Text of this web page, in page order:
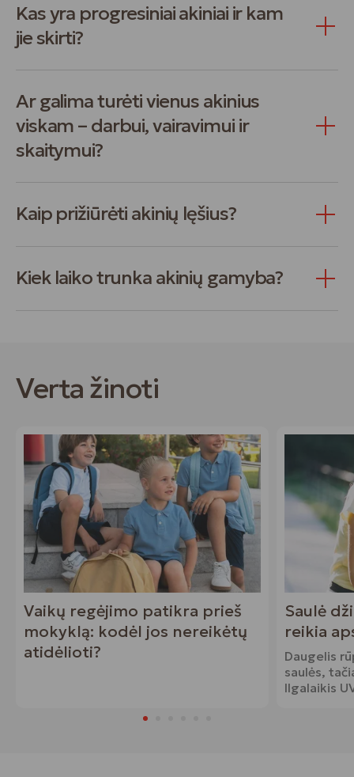
Kas yra progresiniai akiniai ir kam
jie skirti?
Ar galima turėti vienus akinius
viskam – darbui, vairavimui ir
skaitymui?
Kaip prižiūrėti akinių lęšius?
Kiek laiko trunka akinių gamyba?
Verta žinoti
Vaikų regėjimo patikra prieš
mokyklą: kodėl jos nereikėtų
atidėlioti?
Saulė
reikia
Daugelis
saulės,
Ilgalaikis